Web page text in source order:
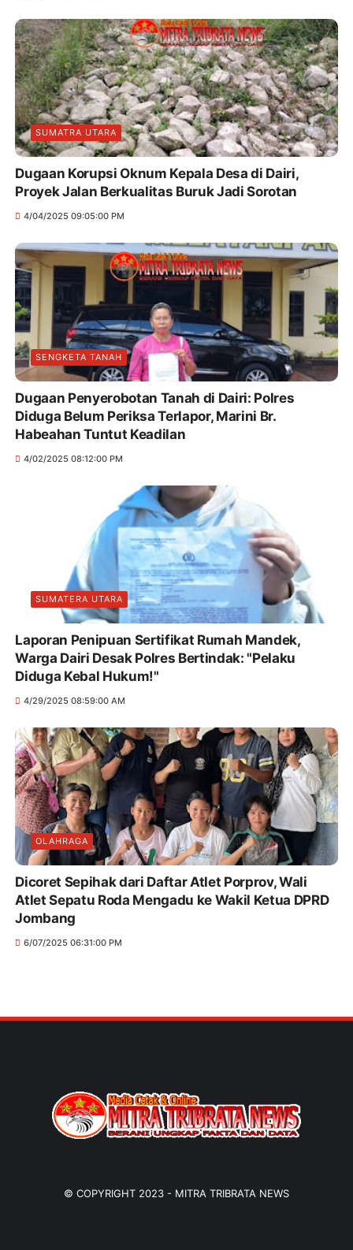
SUMATRA UTARA
Dugaan Korupsi Oknum Kepala Desa di Dairi,
Proyek Jalan Berkualitas Buruk Jadi Sorotan
4/04/2025 09:05:00 PM
SENGKETA TANAH
Dugaan Penyerobotan Tanah di Dairi: Polres
Diduga Belum Periksa Terlapor, Marini Br.
Habeahan Tuntut Keadilan
4/02/2025 08:12:00 PM
SUMATERA UTARA
Laporan Penipuan Sertifikat Rumah Mandek,
Warga Dairi Desak Polres Bertindak: "Pelaku
Diduga Kebal Hukum!"
4/29/2025 08:59:00 AM
OLAHRAGA
Dicoret Sepihak dari Daftar Atlet Porprov, Wali
Atlet Sepatu Roda Mengadu ke Wakil Ketua DPRD
Jombang
6/07/2025 06:31:00 PM
© COPYRIGHT 2023 - MITRA TRIBRATA NEWS